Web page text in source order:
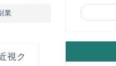
業
視ク